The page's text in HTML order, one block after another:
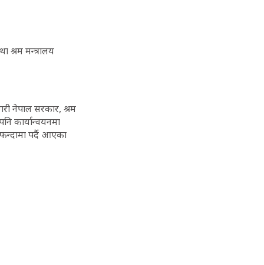
श्रम मन्त्रालय
नेपाल सरकार, श्रम
कार्यान्वयनमा
पर्दै आएका